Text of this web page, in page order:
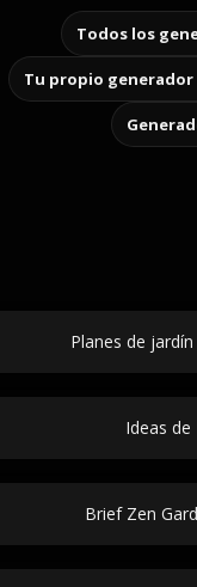
Todos los
Tu propio generador
Planes de
Ideas de
Brief Zen